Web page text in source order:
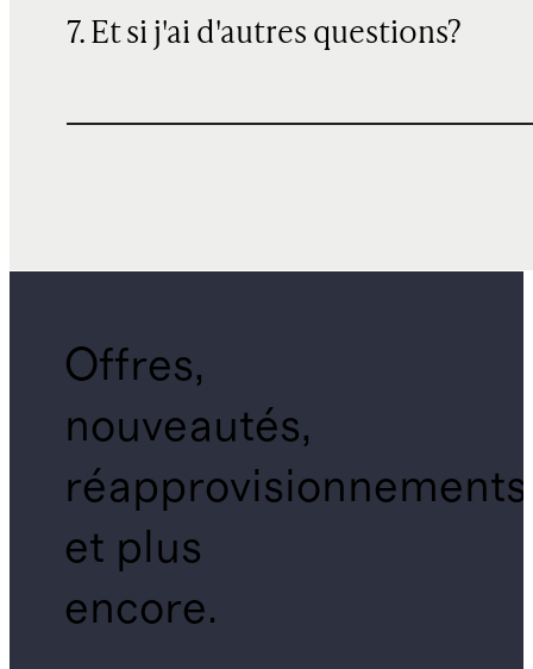
7. Et si j'ai d'autres questions?
Offres,
nouveautés,
réapprovisionnements
et plus
encore.